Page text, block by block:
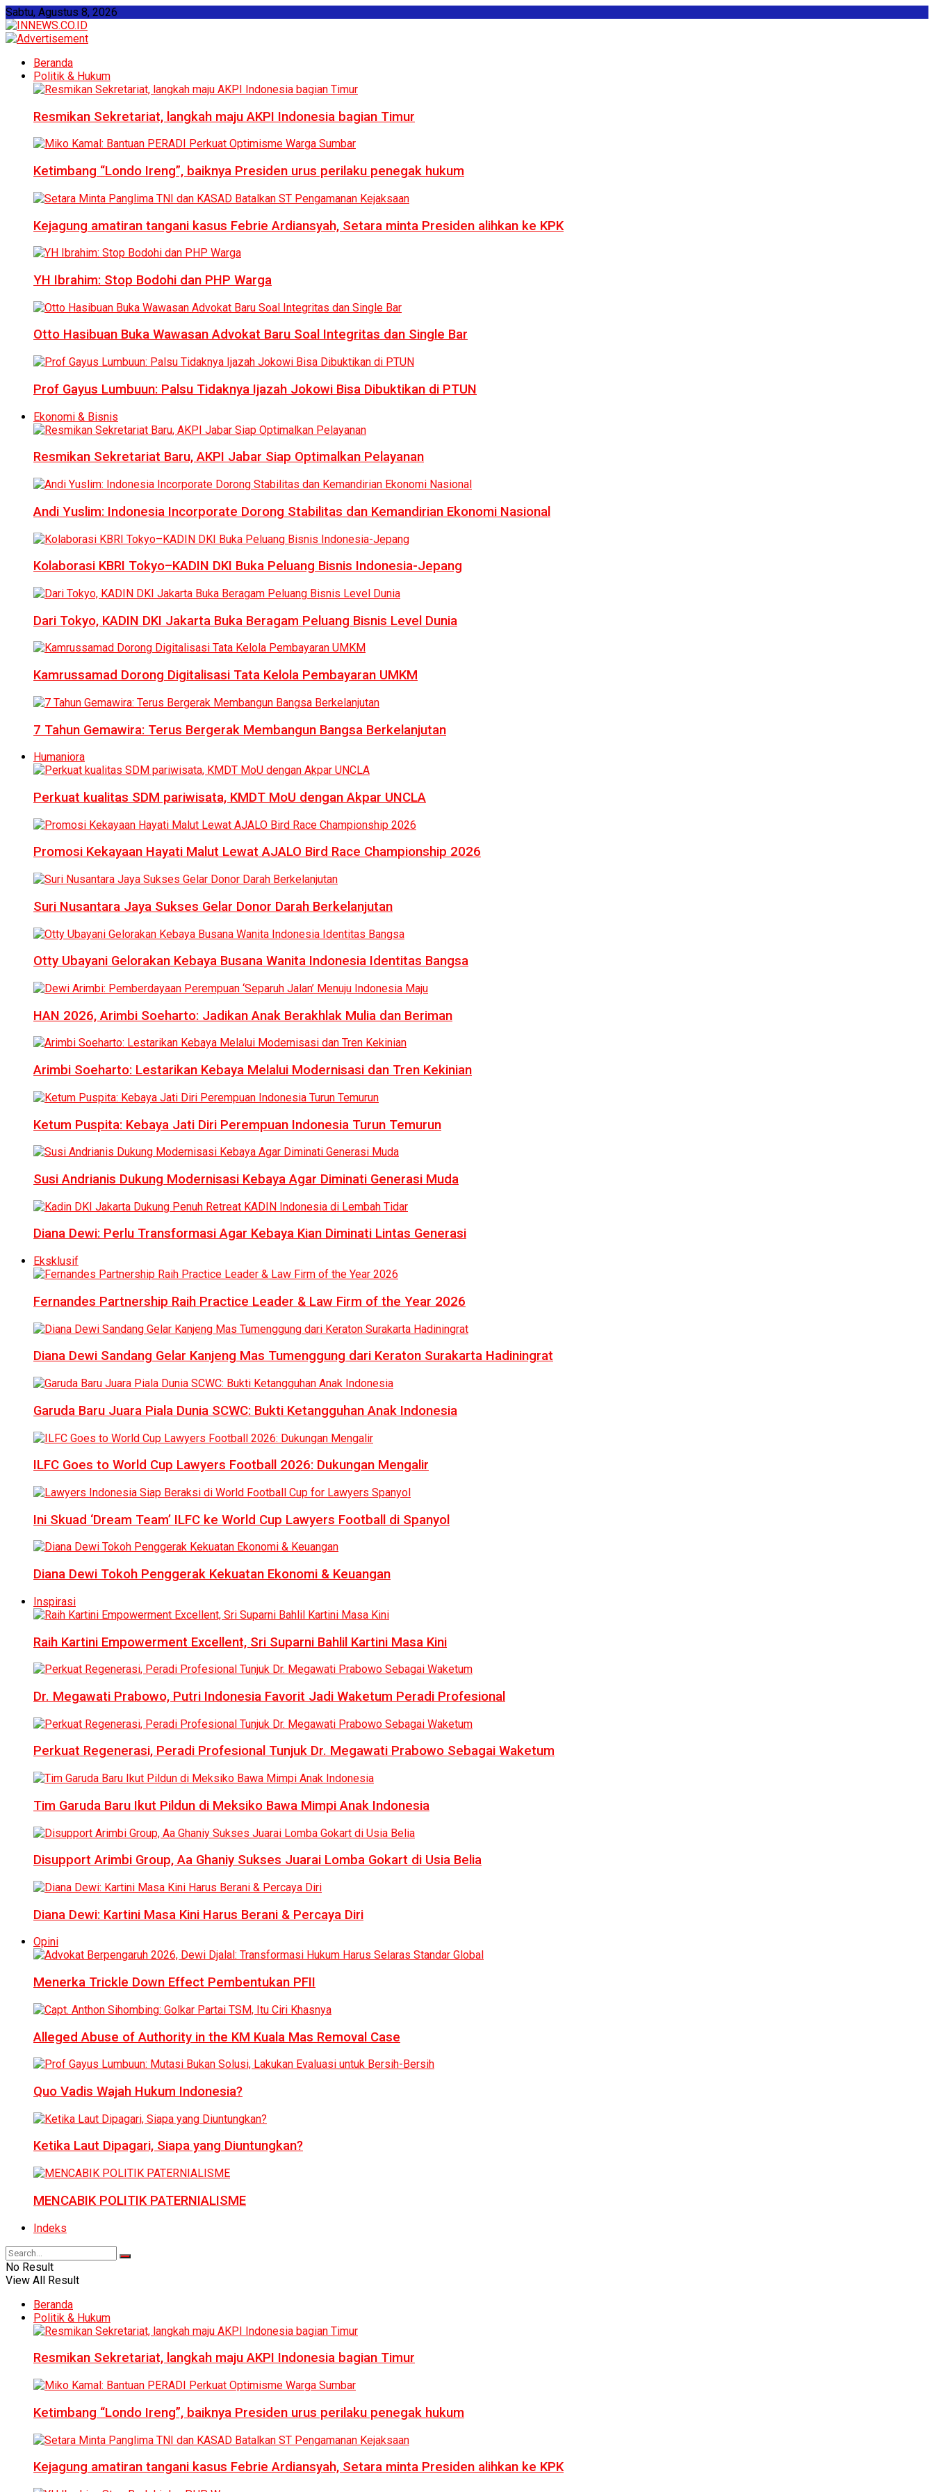
Sabtu, Agustus 8, 2026
Beranda
Politik & Hukum
Resmikan Sekretariat, langkah maju AKPI Indonesia bagian Timur
Ketimbang “Londo Ireng”, baiknya Presiden urus perilaku penegak hukum
Kejagung amatiran tangani kasus Febrie Ardiansyah, Setara minta Presiden alihkan ke KPK
YH Ibrahim: Stop Bodohi dan PHP Warga
Otto Hasibuan Buka Wawasan Advokat Baru Soal Integritas dan Single Bar
Prof Gayus Lumbuun: Palsu Tidaknya Ijazah Jokowi Bisa Dibuktikan di PTUN
Ekonomi & Bisnis
Resmikan Sekretariat Baru, AKPI Jabar Siap Optimalkan Pelayanan
Andi Yuslim: Indonesia Incorporate Dorong Stabilitas dan Kemandirian Ekonomi Nasional
Kolaborasi KBRI Tokyo–KADIN DKI Buka Peluang Bisnis Indonesia-Jepang
Dari Tokyo, KADIN DKI Jakarta Buka Beragam Peluang Bisnis Level Dunia
Kamrussamad Dorong Digitalisasi Tata Kelola Pembayaran UMKM
7 Tahun Gemawira: Terus Bergerak Membangun Bangsa Berkelanjutan
Humaniora
Perkuat kualitas SDM pariwisata, KMDT MoU dengan Akpar UNCLA
Promosi Kekayaan Hayati Malut Lewat AJALO Bird Race Championship 2026
Suri Nusantara Jaya Sukses Gelar Donor Darah Berkelanjutan
Otty Ubayani Gelorakan Kebaya Busana Wanita Indonesia Identitas Bangsa
HAN 2026, Arimbi Soeharto: Jadikan Anak Berakhlak Mulia dan Beriman
Arimbi Soeharto: Lestarikan Kebaya Melalui Modernisasi dan Tren Kekinian
Ketum Puspita: Kebaya Jati Diri Perempuan Indonesia Turun Temurun
Susi Andrianis Dukung Modernisasi Kebaya Agar Diminati Generasi Muda
Diana Dewi: Perlu Transformasi Agar Kebaya Kian Diminati Lintas Generasi
Eksklusif
Fernandes Partnership Raih Practice Leader & Law Firm of the Year 2026
Diana Dewi Sandang Gelar Kanjeng Mas Tumenggung dari Keraton Surakarta Hadiningrat
Garuda Baru Juara Piala Dunia SCWC: Bukti Ketangguhan Anak Indonesia
ILFC Goes to World Cup Lawyers Football 2026: Dukungan Mengalir
Ini Skuad ‘Dream Team’ ILFC ke World Cup Lawyers Football di Spanyol
Diana Dewi Tokoh Penggerak Kekuatan Ekonomi & Keuangan
Inspirasi
Raih Kartini Empowerment Excellent, Sri Suparni Bahlil Kartini Masa Kini
Dr. Megawati Prabowo, Putri Indonesia Favorit Jadi Waketum Peradi Profesional
Perkuat Regenerasi, Peradi Profesional Tunjuk Dr. Megawati Prabowo Sebagai Waketum
Tim Garuda Baru Ikut Pildun di Meksiko Bawa Mimpi Anak Indonesia
Disupport Arimbi Group, Aa Ghaniy Sukses Juarai Lomba Gokart di Usia Belia
Diana Dewi: Kartini Masa Kini Harus Berani & Percaya Diri
Opini
Menerka Trickle Down Effect Pembentukan PFII
Alleged Abuse of Authority in the KM Kuala Mas Removal Case
Quo Vadis Wajah Hukum Indonesia?
Ketika Laut Dipagari, Siapa yang Diuntungkan?
MENCABIK POLITIK PATERNIALISME
Indeks
No Result
View All Result
Beranda
Politik & Hukum
Resmikan Sekretariat, langkah maju AKPI Indonesia bagian Timur
Ketimbang “Londo Ireng”, baiknya Presiden urus perilaku penegak hukum
Kejagung amatiran tangani kasus Febrie Ardiansyah, Setara minta Presiden alihkan ke KPK